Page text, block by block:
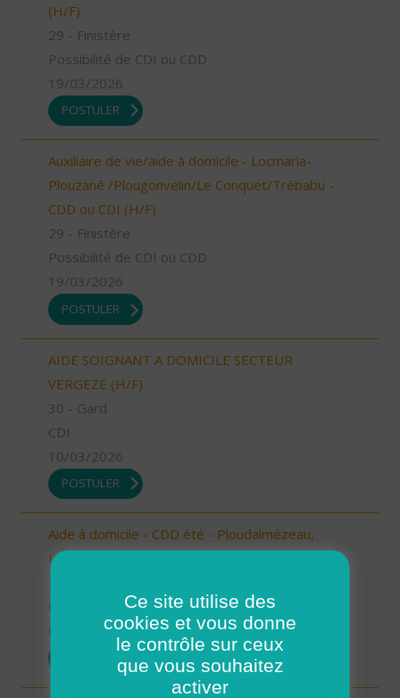
(H/F)
29 - Finistère
Possibilité de CDI ou CDD
19/03/2026
POSTULER
Auxiliaire de vie/aide à domicile - Locmaria-
Plouzané /Plougonvelin/Le Conquet/Trébabu -
CDD ou CDI (H/F)
29 - Finistère
Possibilité de CDI ou CDD
19/03/2026
POSTULER
AIDE SOIGNANT A DOMICILE SECTEUR
VERGEZE (H/F)
30 - Gard
CDI
10/03/2026
POSTULER
Aide à domicile - CDD été - Ploudalmézeau,
Lampaul-Ploudalmézeau, St Pabu (H/F)
05/03/2026
Ce site utilise des
cookies et vous donne
le contrôle sur ceux
que vous souhaitez
activer